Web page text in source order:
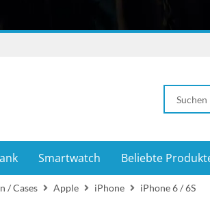
Smartwatch Beliebte
/ Cases Apple iPhone iPhone 6 / 6S